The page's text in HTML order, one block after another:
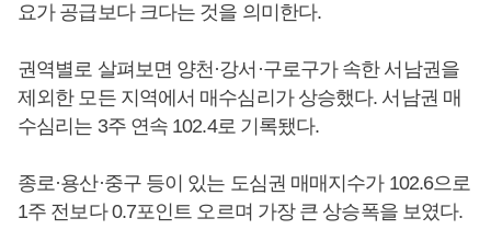
요가 공급보다 크다는 것을 의미한다.
권역별로 살펴보면 양천·강서·구로구가 속한 서남권을
제외한 모든 지역에서 매수심리가 상승했다. 서남권 매
수심리는 3주 연속 102.4로 기록됐다.
종로·용산·중구 등이 있는 도심권 매매지수가 102.6으로
1주 전보다 0.7포인트 오르며 가장 큰 상승폭을 보였다.